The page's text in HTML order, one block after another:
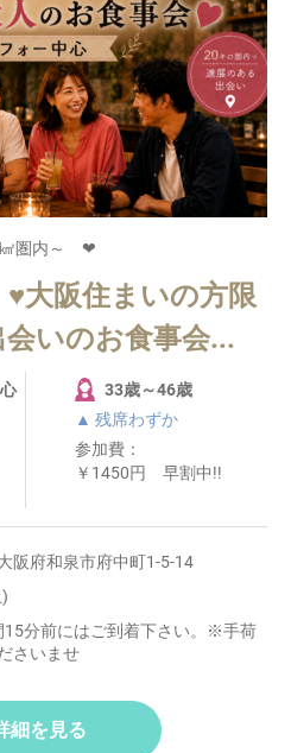
㎢圏内～ ❤
大阪住まいの方限
いのお食事会...
33歳～46歳
▲ 残席わずか
参加費：
￥1450円 早割中!!
府和泉市府中町1-5-14
分前にはご到着下さい。※手荷
さいませ
細を見る